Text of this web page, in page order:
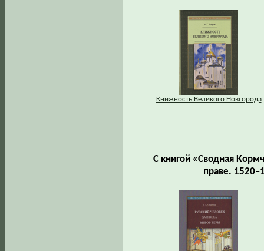
Книжность Великого Новгорода
С книгой «Сводная
праве.